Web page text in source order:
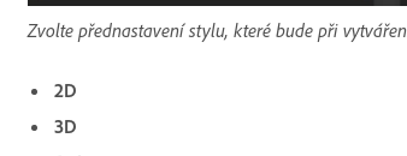
Zvolte přednastavení stylu, které bude při
2D
3D